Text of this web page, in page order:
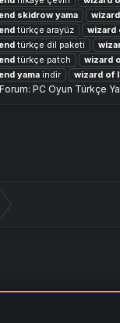
skidrow yama wizard
türkçe arayüz wizard
türkçe dil paketi
türkçe patch wizard
yama i̇ndir wizard of
Forum: PC Oyun Türkçe